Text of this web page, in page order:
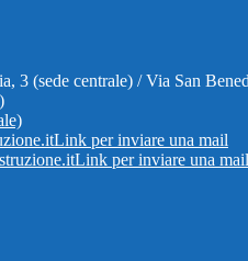
3 (sede centrale) / Via San
Link per inviare una mail
Link per inviare una mail